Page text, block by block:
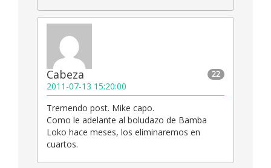
22
Cabeza
2011-07-13 15:20:00
Tremendo post. Mike capo.
Como le adelante al boludazo de Bamba
Loko hace meses, los eliminaremos en
cuartos.